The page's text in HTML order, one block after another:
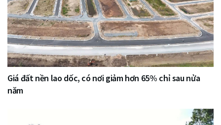
Giá đất nền lao dốc, có nơi giảm hơn 65% chỉ sau nửa
năm